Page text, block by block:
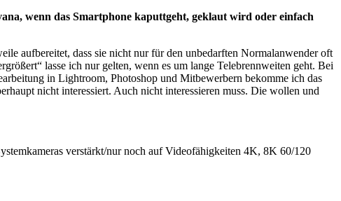
wenn das Smartphone kaputtgeht, geklaut wird oder einfach
aufbereitet, dass sie nicht nur für den unbedarften Normalanwender oft
lasse ich nur gelten, wenn es um lange Telebrennweiten geht. Bei
in Lightroom, Photoshop und Mitbewerbern bekomme ich das
nicht interessiert. Auch nicht interessieren muss. Die wollen und
verstärkt/nur noch auf Videofähigkeiten 4K, 8K 60/120